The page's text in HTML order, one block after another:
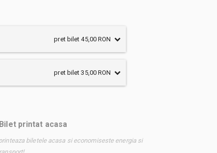
pret bilet 45,00 RON
pret bilet 35,00 RON
printat acasa
biletele acasa si economiseste energia si